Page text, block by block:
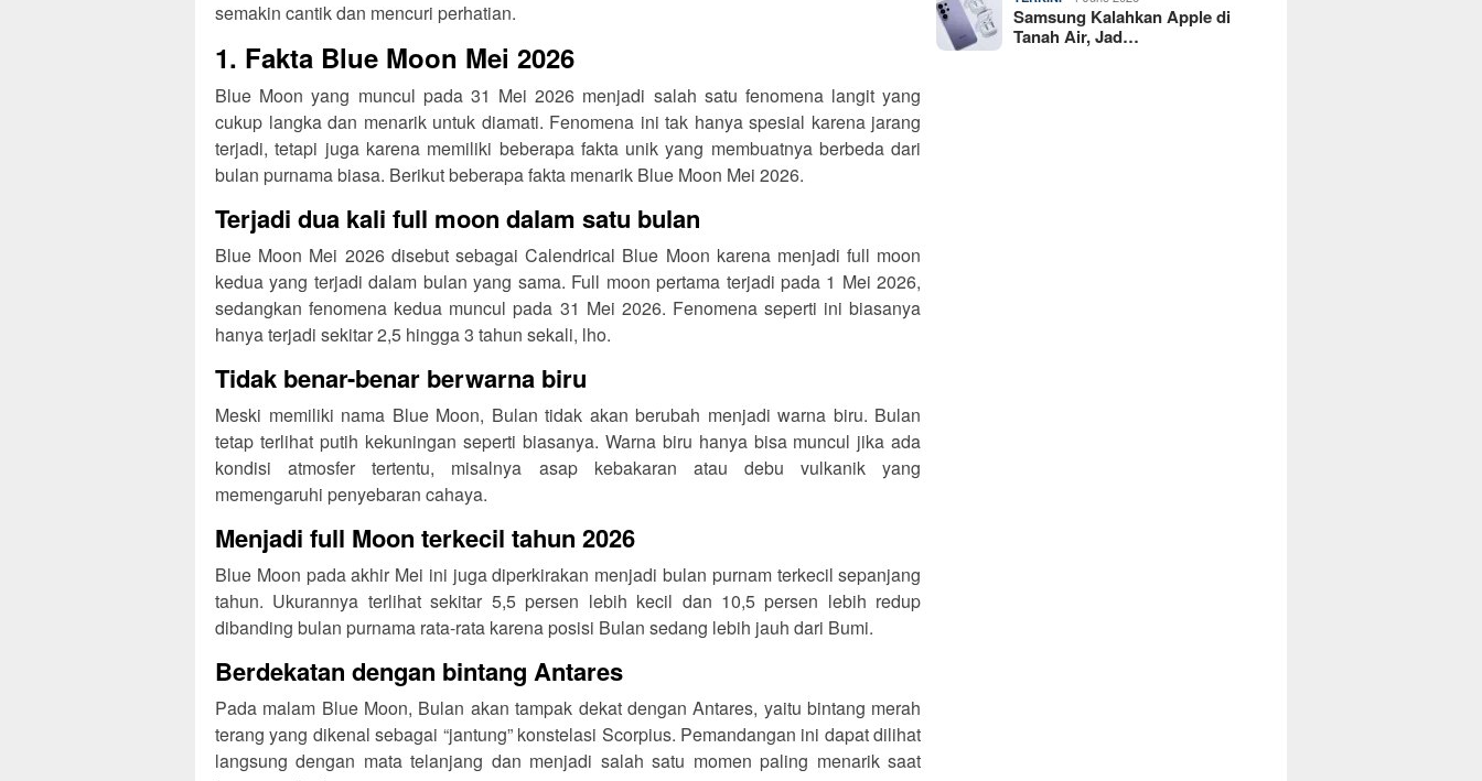
semakin cantik dan mencuri perhatian.
1. Fakta Blue Moon Mei 2026
Blue Moon yang muncul pada 31 Mei 2026 menjadi salah satu fenomena langit yang
cukup langka dan menarik untuk diamati. Fenomena ini tak hanya spesial karena jarang
terjadi, tetapi juga karena memiliki beberapa fakta unik yang membuatnya berbeda dari
bulan purnama biasa. Berikut beberapa fakta menarik Blue Moon Mei 2026.
Terjadi dua kali full moon dalam satu bulan
Blue Moon Mei 2026 disebut sebagai Calendrical Blue Moon karena menjadi full moon
kedua yang terjadi dalam bulan yang sama. Full moon pertama terjadi pada 1 Mei 2026,
sedangkan fenomena kedua muncul pada 31 Mei 2026. Fenomena seperti ini biasanya
hanya terjadi sekitar 2,5 hingga 3 tahun sekali, lho.
Tidak benar-benar berwarna biru
Meski memiliki nama Blue Moon, Bulan tidak akan berubah menjadi warna biru. Bulan
tetap terlihat putih kekuningan seperti biasanya. Warna biru hanya bisa muncul jika ada
kondisi atmosfer tertentu, misalnya asap kebakaran atau debu vulkanik yang
memengaruhi penyebaran cahaya.
Menjadi full Moon terkecil tahun 2026
Blue Moon pada akhir Mei ini juga diperkirakan menjadi bulan purnam terkecil sepanjang
tahun. Ukurannya terlihat sekitar 5,5 persen lebih kecil dan 10,5 persen lebih redup
dibanding bulan purnama rata-rata karena posisi Bulan sedang lebih jauh dari Bumi.
Berdekatan dengan bintang Antares
Pada malam Blue Moon, Bulan akan tampak dekat dengan Antares, yaitu bintang merah
terang yang dikenal sebagai “jantung” konstelasi Scorpius. Pemandangan ini dapat dilihat
langsung dengan mata telanjang dan menjadi salah satu momen paling menarik saat
Samsung Kalahkan Apple di
Tanah Air, Jad…